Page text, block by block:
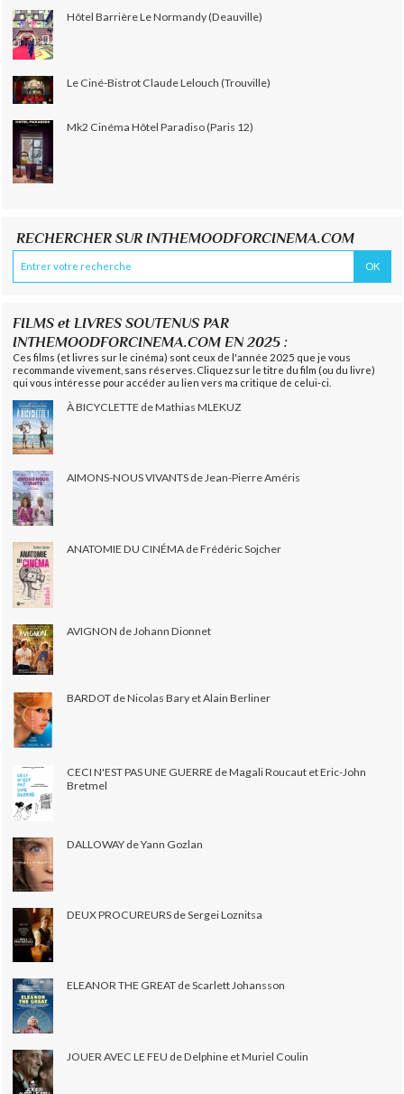
Hôtel Barrière Le Normandy (Deauville)
Le Ciné-Bistrot Claude Lelouch (Trouville)
Mk2 Cinéma Hôtel Paradiso (Paris 12)
RECHERCHER SUR INTHEMOODFORCINEMA.COM
FILMS et LIVRES SOUTENUS PAR
INTHEMOODFORCINEMA.COM EN 2025 :
Ces films (et livres sur le cinéma) sont ceux de l'année 2025 que je vous
recommande vivement, sans réserves. Cliquez sur le titre du film (ou du livre)
qui vous intéresse pour accéder au lien vers ma critique de celui-ci.
À BICYCLETTE de Mathias MLEKUZ
AIMONS-NOUS VIVANTS de Jean-Pierre Améris
ANATOMIE DU CINÉMA de Frédéric Sojcher
AVIGNON de Johann Dionnet
BARDOT de Nicolas Bary et Alain Berliner
CECI N'EST PAS UNE GUERRE de Magali Roucaut et Eric-John
Bretmel
DALLOWAY de Yann Gozlan
DEUX PROCUREURS de Sergei Loznitsa
ELEANOR THE GREAT de Scarlett Johansson
JOUER AVEC LE FEU de Delphine et Muriel Coulin